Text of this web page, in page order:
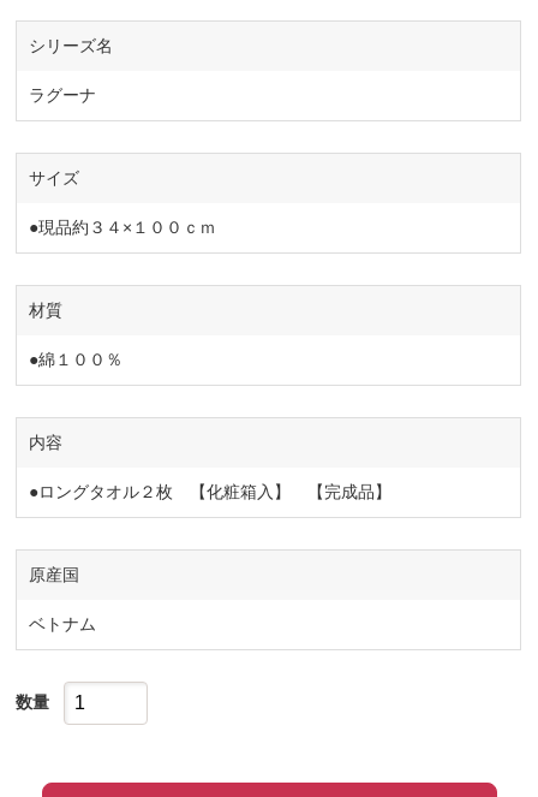
シリーズ名
ラグーナ
サイズ
●現品約３４×１００ｃｍ
材質
●綿１００％
内容
●ロングタオル２枚 【化粧箱入】 【完成品】
原産国
ベトナム
数量